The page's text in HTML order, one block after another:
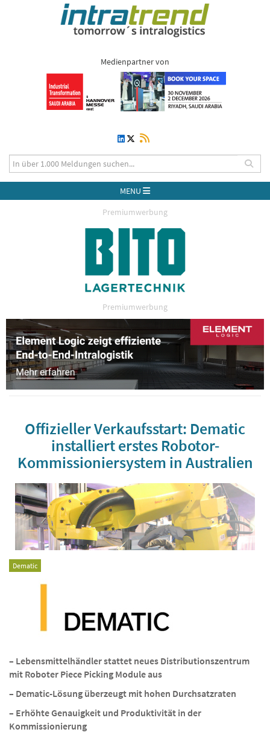
Medienpartner von
MENU
Premiumwerbung
Premiumwerbung
Offizieller Verkaufsstart: Dematic
installiert erstes Robotor-
Kommissioniersystem in Australien
Dematic
– Lebensmittelhändler stattet neues Distributionszentrum
mit Roboter Piece Picking Module aus
– Dematic-Lösung überzeugt mit hohen Durchsatzraten
– Erhöhte Genauigkeit und Produktivität in der
Kommissionierung